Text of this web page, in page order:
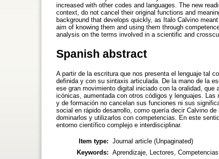
increased with other codes and languages. The new
context, do not cancel their original functions and
background that develops quickly, as Italo Calvino
aim of knowing them and using them through
analysis on the terms involved in a scientific and
Spanish abstract
A partir de la escritura que nos presenta el lenguaje tal
definida y con su sintaxis articulada. De la mano de la
ese gran movimiento digital iniciado con la oralidad,
icónicas, aumentada con otros códigos y lenguajes.
y de formación no cancelan sus funciones ni sus
social en rápido desarrollo, como quería decir Calvino
dominarlos y utilizarlos con competencias. En este
entorno científico complejo e interdisciplinar.
Item type: Journal article (Unpaginated)
Keywords: Aprendizaje, Lectores,